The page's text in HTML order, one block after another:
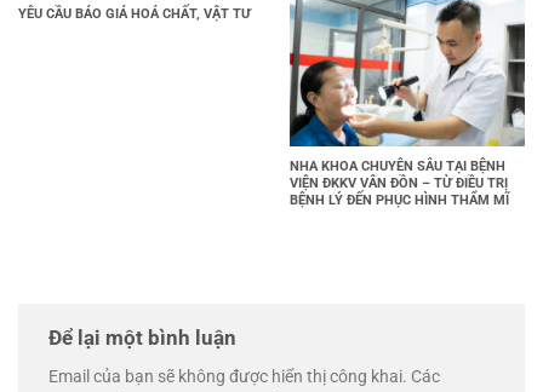
YÊU CẦU BÁO GIÁ HOÁ CHẤT, VẬT TƯ
NHA KHOA CHUYÊN SÂU TẠI BỆNH
VIỆN ĐKKV VÂN ĐỒN – TỪ ĐIỀU TRỊ
BỆNH LÝ ĐẾN PHỤC HÌNH THẨM MĨ
Để lại một bình luận
Email của bạn sẽ không được hiển thị công khai. Các